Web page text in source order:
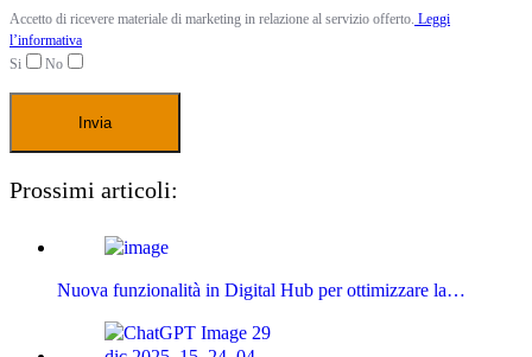
Accetto di ricevere materiale di marketing in relazione al servizio offerto. Leggi
l’informativa
Si
No
Prossimi articoli:
Nuova funzionalità in Digital Hub per ottimizzare la…